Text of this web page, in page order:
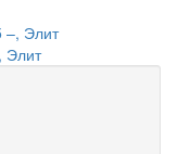
Элит